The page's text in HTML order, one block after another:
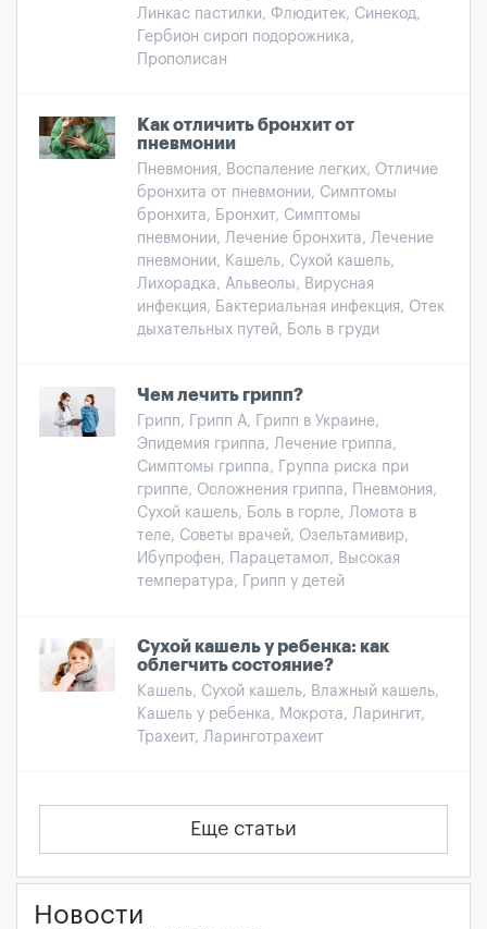
Линкас пастилки, Флюдитек, Синекод,
Гербион сироп подорожника,
Прополисан
Как отличить бронхит от
пневмонии
Пневмония, Воспаление легких, Отличие
бронхита от пневмонии, Симптомы
бронхита, Бронхит, Симптомы
пневмонии, Лечение бронхита, Лечение
пневмонии, Кашель, Сухой кашель,
Лихорадка, Альвеолы, Вирусная
инфекция, Бактериальная инфекция, Отек
дыхательных путей, Боль в груди
Чем лечить грипп?
Грипп, Грипп А, Грипп в Украине,
Эпидемия гриппа, Лечение гриппа,
Симптомы гриппа, Группа риска при
гриппе, Осложнения гриппа, Пневмония,
Сухой кашель, Боль в горле, Ломота в
теле, Советы врачей, Озельтамивир,
Ибупрофен, Парацетамол, Высокая
температура, Грипп у детей
Сухой кашель у ребенка: как
облегчить состояние?
Кашель, Сухой кашель, Влажный кашель,
Кашель у ребенка, Мокрота, Ларингит,
Трахеит, Ларинготрахеит
Еще статьи
Новости